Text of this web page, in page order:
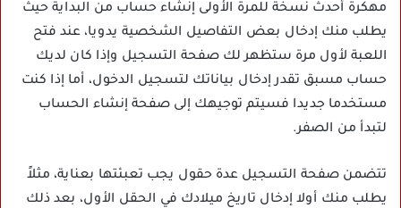
مهكرة أحدث نسخة للمرة الأولى إنشاء حساب من البداية حيث
يطلب منك إدخال بعض التفاصيل الشخصية يدويا، عند فتح
اللعبة لأول مرة ستظهر لك صفحة التسجيل وإذا كان لديك
حساب مسبق تقدر إدخال بياناتك لتسجيل الدخول، أما إذا كنت
مستخدما جديدا فسيتم توجيهك إلى صفحة إنشاء الحساب
لتبدأ من الصفر.
تتضمن صفحة التسجيل عدة حقول يجب تعبئتها بعناية، مثلاً
يطلب منك أولا إدخال تاريخ ميلادك في الحقل الأول، بعد ذلك